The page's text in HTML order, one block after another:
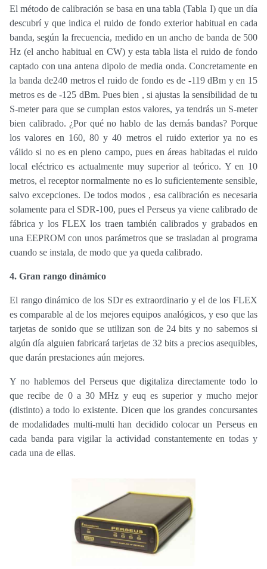
El método de calibración se basa en una tabla (Tabla I) que un día
descubrí y que indica el ruido de fondo exterior habitual en cada
banda, según la frecuencia, medido en un ancho de banda de 500
Hz (el ancho habitual en CW) y esta tabla lista el ruido de fondo
captado con una antena dipolo de media onda. Concretamente en
la banda de240 metros el ruido de fondo es de -119 dBm y en 15
metros es de -125 dBm. Pues bien , si ajustas la sensibilidad de tu
S-meter para que se cumplan estos valores, ya tendrás un S-meter
bien calibrado. ¿Por qué no hablo de las demás bandas? Porque
los valores en 160, 80 y 40 metros el ruido exterior ya no es
válido si no es en pleno campo, pues en áreas habitadas el ruido
local eléctrico es actualmente muy superior al teórico. Y en 10
metros, el receptor normalmente no es lo suficientemente sensible,
salvo excepciones. De todos modos , esa calibración es necesaria
solamente para el SDR-100, pues el Perseus ya viene calibrado de
fábrica y los FLEX los traen también calibrados y grabados en
una EEPROM con unos parámetros que se trasladan al programa
cuando se instala, de modo que ya queda calibrado.
4. Gran rango dinámico
El rango dinámico de los SDr es extraordinario y el de los FLEX
es comparable al de los mejores equipos analógicos, y eso que las
tarjetas de sonido que se utilizan son de 24 bits y no sabemos si
algún día alguien fabricará tarjetas de 32 bits a precios asequibles,
que darán prestaciones aún mejores.
Y no hablemos del Perseus que digitaliza directamente todo lo
que recibe de 0 a 30 MHz y euq es superior y mucho mejor
(distinto) a todo lo existente. Dicen que los grandes concursantes
de modalidades multi-multi han decidido colocar un Perseus en
cada banda para vigilar la actividad constantemente en todas y
cada una de ellas.